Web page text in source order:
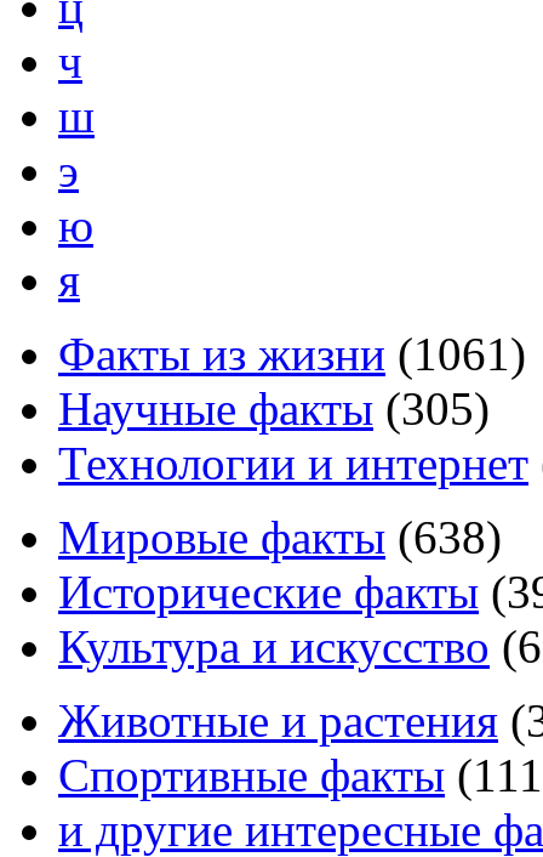
ч
ш
э
ю
я
Факты из жизни (1061)
Научные факты (305)
Технологии и интернет
Мировые факты (638)
Исторические факты (
Культура и искусство (
Животные и растения (
Спортивные факты (111
и другие интересные